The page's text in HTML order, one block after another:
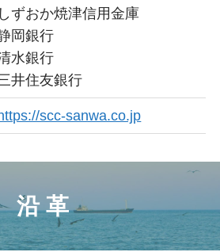
しずおか焼津信用金庫
岡銀行
水銀行
井住友銀行
scc-sanwa.co.jp
沿 革